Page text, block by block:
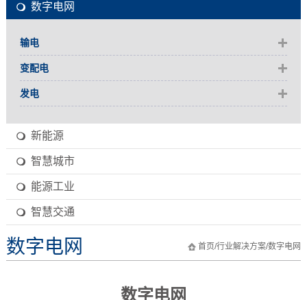
数字电网
输电
变配电
发电
新能源
智慧城市
能源工业
智慧交通
首页/行业解决方案/数字电网
数字电网
数字电网